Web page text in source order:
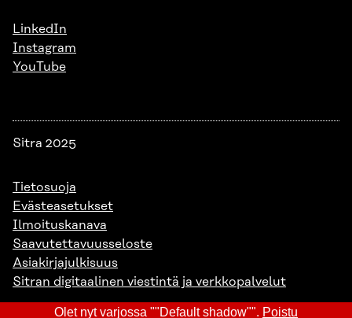
LinkedIn
Instagram
YouTube
Sitra 2025
Tietosuoja
Evästeasetukset
Ilmoituskanava
Saavutettavuusseloste
Asiakirjajulkisuus
Sitran digitaalinen viestintä ja verkkopalvelut
Olet nyt varjossa ""Default shadow"". Poistu